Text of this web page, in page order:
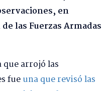
en
las Fuerzas Armadas
arrojó las
fueuna que revisó las